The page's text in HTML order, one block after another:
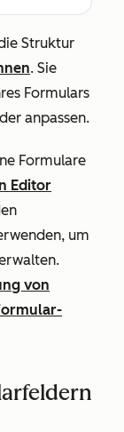
Struktur
. Sie
Formulars
anpassen.
Formulare
Editor
um
von